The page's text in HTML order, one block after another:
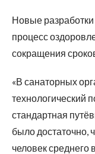
Новые
процесс
сокращения
«В санаторных
технологический
стандартная
было достаточно,
человек среднего